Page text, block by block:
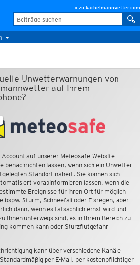
» zu kachelmannwetter.com
Unwetterwarnungen von
auf Ihrem
Account auf unserer Meteosafe-Website
benachrichten lassen, wenn sich ein Unwetter
Standort nähert. Sie können sich
vorabinformieren lassen, wenn die
Ereignisse für ihren Ort für möglich
bspw. Sturm, Schneefall oder Eisregen, aber
dann, wenn es tatsächlich ernst wird und
Ihnen unterwegs sind, es in Ihrem Bereich zu
kommen kann oder Sturzflutgefahr
kann über verschiedene Kanäle
per E-Mail, per kostenpflichtiger